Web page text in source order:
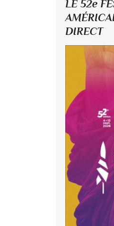
LE 52e
DIRECT